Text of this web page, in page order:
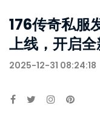
176传奇私服
上线，开启
2025-12-31 08:24:18